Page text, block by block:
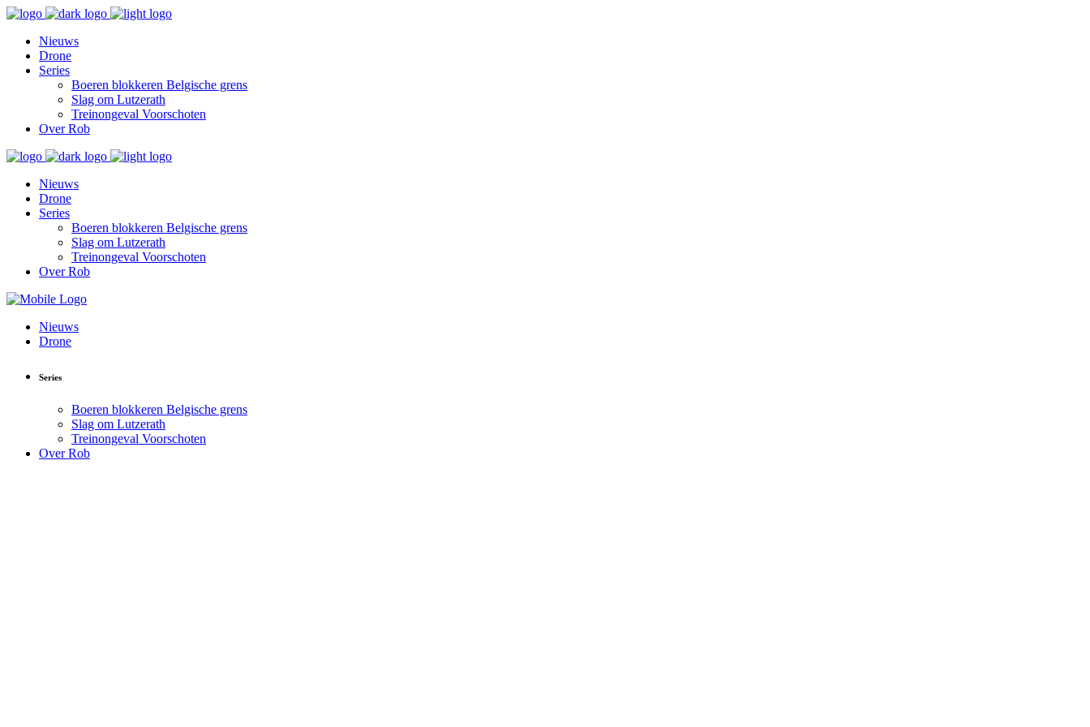
Nieuws
Drone
Series
Boeren blokkeren Belgische grens
Slag om Lutzerath
Treinongeval Voorschoten
Over Rob
Nieuws
Drone
Series
Boeren blokkeren Belgische grens
Slag om Lutzerath
Treinongeval Voorschoten
Over Rob
Nieuws
Drone
Series
Boeren blokkeren Belgische grens
Slag om Lutzerath
Treinongeval Voorschoten
Over Rob